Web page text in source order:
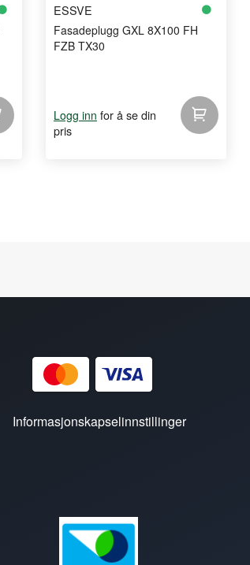
ESSVE
Fasadeplugg GXL 8X100 FH
FZB TX30
Logg inn for å se din
pris
Informasjonskapselinnstillinger